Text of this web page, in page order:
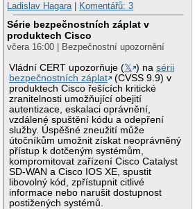
Ladislav Hagara| Komentářů: 3
Série bezpečnostních záplat v
produktech Cisco
včera 16:00 | Bezpečnostní upozornění
Vládní CERT upozorňuje (𝕏 ) nasérii
bezpečnostních záplat
(CVSS 9.9) v
produktech Cisco řešících kritické
zranitelnosti umožňující obejití
autentizace, eskalaci oprávnění,
vzdálené spuštění kódu a odepření
služby. Úspěšné zneužití může
útočníkům umožnit získat neoprávněný
přístup k dotčeným systémům,
kompromitovat zařízení Cisco Catalyst
SD-WAN a Cisco IOS XE, spustit
libovolný kód, zpřístupnit citlivé
informace nebo narušit dostupnost
postižených systémů.